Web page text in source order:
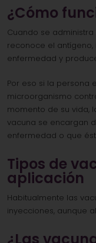
¿Cómo
Cuando se
reconoce el
enfermedad y
Por eso si la persona
microorganismo
momento de su vida,
vacuna se encargan
enfermedad o que
Tipos de
aplicación
Habitualmente las
inyecciones, aunque
¿Las